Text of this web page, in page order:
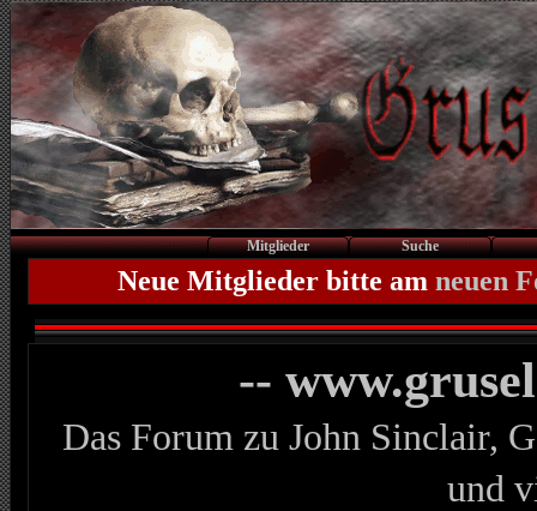
Mitglieder Suche
Neue Mitglieder bitte am neuen
--
Das Forum zu John Sinclair,
und